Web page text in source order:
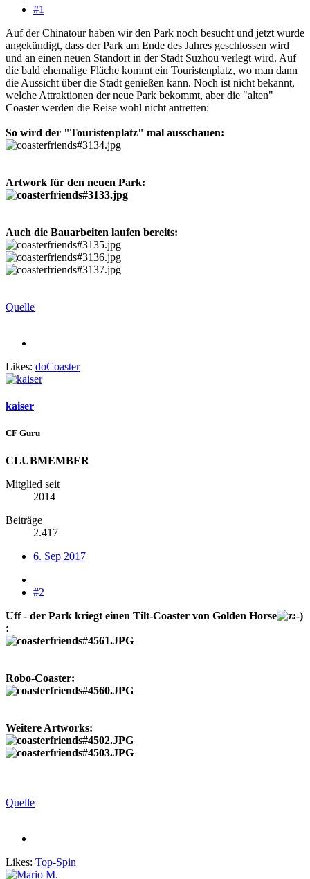
#1
Auf der Chinatour haben wir den Park noch besucht und jetzt wurde
angekündigt, dass der Park am Ende des Jahres geschlossen wird
und an einen neuen Standort in der Stadt Suzhou verlegt wird. Auf
die bald ehemalige Fläche kommt ein Touristenplatz, wo man dann
die Aussicht über die Stadt genießen kann. Noch ist nicht bekannt,
welche Attraktionen der neue Park bekommt, aber die "alten"
Coaster werden die Reise wohl nicht antretten:
So wird der "Touristenplatz" mal ausschauen:
Artwork für den neuen Park:
Auch die Bauarbeiten laufen bereits:
Quelle
Likes: doCoaster
kaiser
CF Guru
CLUBMEMBER
Mitglied seit
2014
Beiträge
2.417
6. Sep 2017
#2
Uff - der Park kriegt einen Tilt-Coaster von Golden Horse
:
Robo-Coaster:
Weitere Artworks:
Quelle
Likes: Top-Spin